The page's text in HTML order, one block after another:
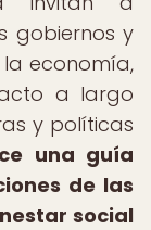
gobiernos y
la economía,
a largo
y políticas
una guía
de las
social